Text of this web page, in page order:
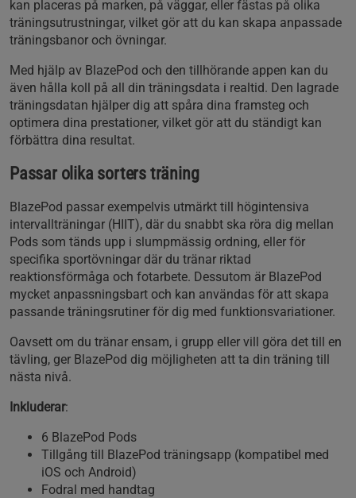
kan placeras på marken, på väggar, eller fästas på olika
träningsutrustningar, vilket gör att du kan skapa anpassade
träningsbanor och övningar.
Med hjälp av BlazePod och den tillhörande appen kan du
även hålla koll på all din träningsdata i realtid. Den lagrade
träningsdatan hjälper dig att spåra dina framsteg och
optimera dina prestationer, vilket gör att du ständigt kan
förbättra dina resultat.
Passar olika sorters träning
BlazePod passar exempelvis utmärkt till högintensiva
intervallträningar (HIIT), där du snabbt ska röra dig mellan
Pods som tänds upp i slumpmässig ordning, eller för
specifika sportövningar där du tränar riktad
reaktionsförmåga och fotarbete. Dessutom är BlazePod
mycket anpassningsbart och kan användas för att skapa
passande träningsrutiner för dig med funktionsvariationer.
Oavsett om du tränar ensam, i grupp eller vill göra det till en
tävling, ger BlazePod dig möjligheten att ta din träning till
nästa nivå.
Inkluderar:
6 BlazePod Pods
Tillgång till BlazePod träningsapp (kompatibel med
iOS och Android)
Fodral med handtag